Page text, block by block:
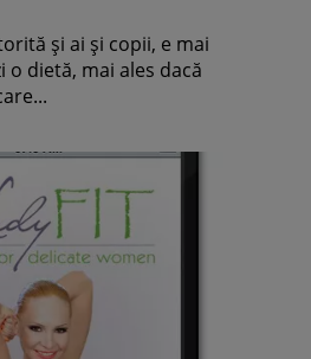
şi ai şi copii, e mai
o dietă, mai ales dacă